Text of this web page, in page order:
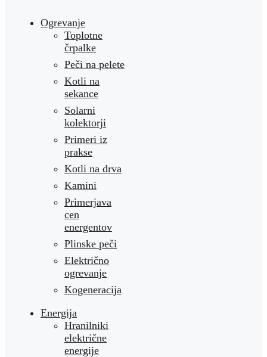
Ogrevanje
Toplotne
črpalke
Peči na pelete
Kotli na
sekance
Solarni
kolektorji
Primeri iz
prakse
Kotli na drva
Kamini
Primerjava
cen
energentov
Plinske peči
Električno
ogrevanje
Kogeneracija
Energija
Hranilniki
električne
energije